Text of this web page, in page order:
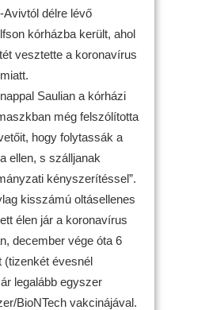
Avivtól délre lévő
kórházba került, ahol
vesztette a koronavírus
Saulian a kórházi
még felszólította
hogy folytassák a
ellen, s szálljanak
kényszerítéssel”.
kisszámú oltásellenes
élen jár a koronavírus
december vége óta 6
(tizenkét évesnél
legalább egyszer
BioNTech vakcinájával.